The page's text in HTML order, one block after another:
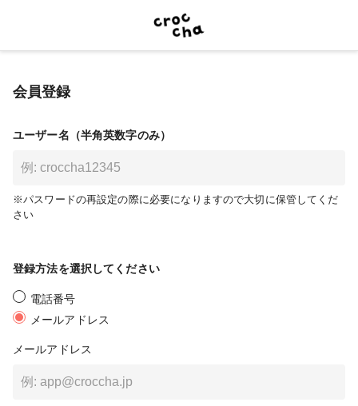
会員登録
ユーザー名（半角英数字のみ）
※パスワードの再設定の際に必要になりますので大切に保管してくだ
さい
登録方法を選択してください
電話番号
メールアドレス
メールアドレス